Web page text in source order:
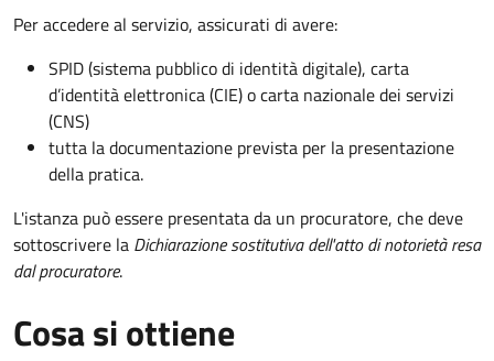
Per accedere al servizio, assicurati di avere:
SPID (sistema pubblico di identità digitale), carta
d’identità elettronica (CIE) o carta nazionale dei servizi
(CNS)
tutta la documentazione prevista per la presentazione
della pratica.
L'istanza può essere presentata da un procuratore, che deve
sottoscrivere la Dichiarazione sostitutiva dell'atto di notorietà resa
dal procuratore.
Cosa si ottiene